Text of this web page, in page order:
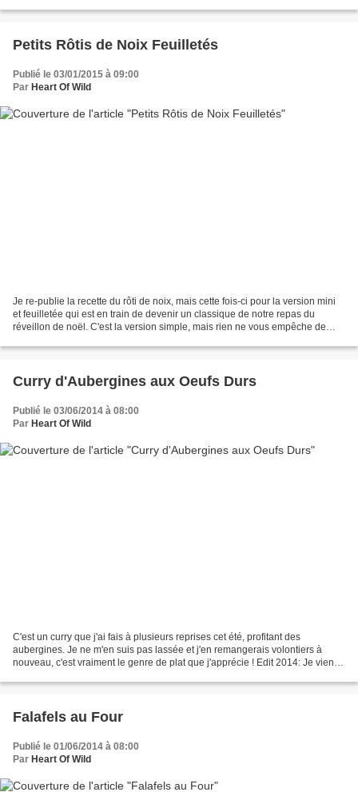
Petits Rôtis de Noix Feuilletés
Publié le 03/01/2015 à 09:00
Par Heart Of Wild
Je re-publie la recette du rôti de noix, mais cette fois-ci pour la version mini
et feuilletée qui est en train de devenir un classique de notre repas du
réveillon de noël. C'est la version simple, mais rien ne vous empêche de
Curry d'Aubergines aux Oeufs Durs
Publié le 03/06/2014 à 08:00
Par Heart Of Wild
C'est un curry que j'ai fais à plusieurs reprises cet été, profitant des
aubergines. Je ne m'en suis pas lassée et j'en remangerais volontiers à
nouveau, c'est vraiment le genre de plat que j'apprécie ! Edit 2014: Je viens
Falafels au Four
Publié le 01/06/2014 à 08:00
Par Heart Of Wild